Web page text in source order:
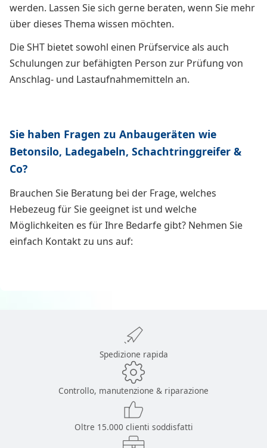
werden. Lassen Sie sich gerne beraten, wenn Sie mehr
über dieses Thema wissen möchten.
Die SHT bietet sowohl einen Prüfservice als auch
Schulungen zur befähigten Person zur Prüfung von
Anschlag- und Lastaufnahmemitteln an.
Sie haben Fragen zu Anbaugeräten wie
Betonsilo, Ladegabeln, Schachtringgreifer &
Co?
Brauchen Sie Beratung bei der Frage, welches
Hebezeug für Sie geeignet ist und welche
Möglichkeiten es für Ihre Bedarfe gibt? Nehmen Sie
einfach Kontakt zu uns auf:
Spedizione rapida
Controllo, manutenzione & riparazione
Oltre 15.000 clienti soddisfatti